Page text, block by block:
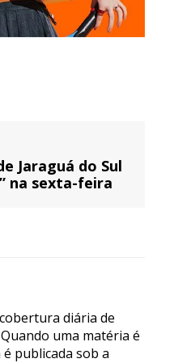
Jaraguá do Sul
na sexta-feira
diária de
uma matéria é
publicada sob a